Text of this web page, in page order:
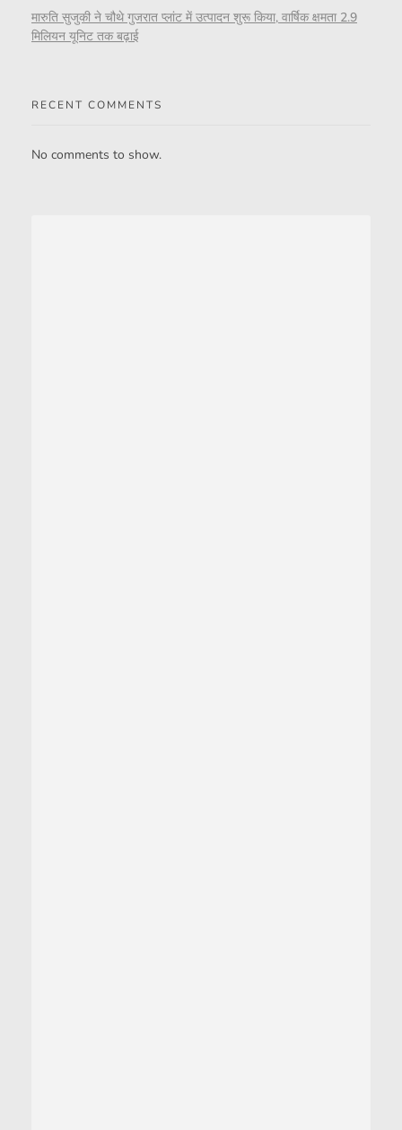
मारुति सुजुकी ने चौथे गुजरात प्लांट में उत्पादन शुरू किया, वार्षिक क्षमता 2.9
मिलियन यूनिट तक बढ़ाई
RECENT COMMENTS
No comments to show.